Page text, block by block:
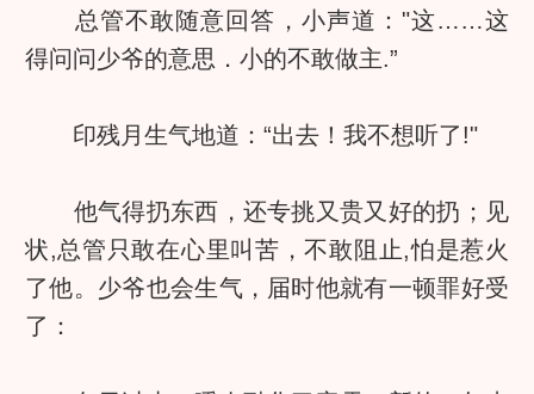
总管不敢随意回答，小声道："这……这
得问问少爷的意思．小的不敢做主.”
印残月生气地道：“出去！我不想听了!"
他气得扔东西，还专挑又贵又好的扔；见
状,总管只敢在心里叫苦，不敢阻止,怕是惹火
了他。少爷也会生气，届时他就有一顿罪好受
了：